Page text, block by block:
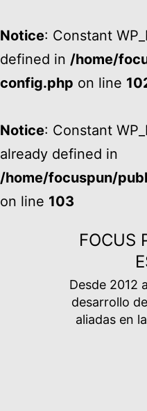
Notice: Constant
defined in /home/
config.php on line
Notice: Constant
already defined in
/home/focuspun/
on line 103
FOCUS
Desde 2012
desarrollo
aliadas en